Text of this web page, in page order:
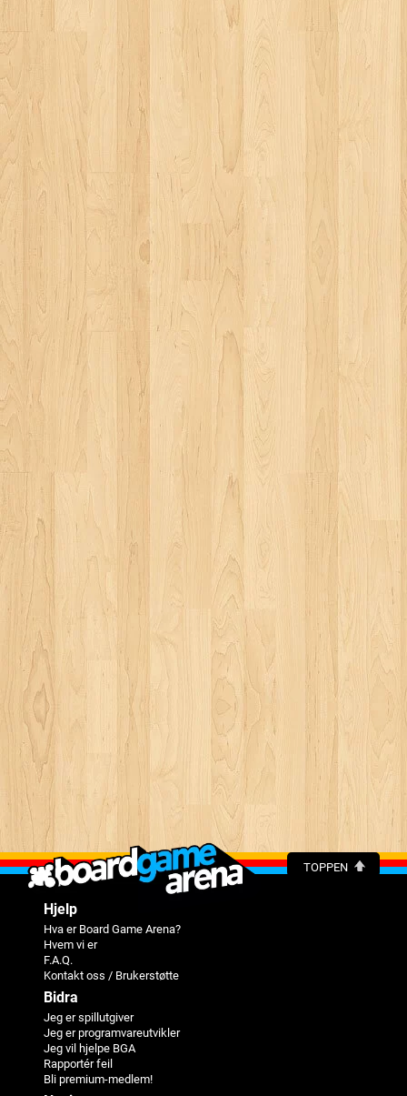
TOPPEN
Hjelp
Hva er Board Game Arena?
Hvem vi er
F.A.Q.
Kontakt oss / Brukerstøtte
Bidra
Jeg er spillutgiver
Jeg er programvareutvikler
Jeg vil hjelpe BGA
Rapportér feil
Bli premium-medlem!